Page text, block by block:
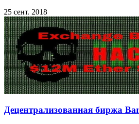
25 сент. 2018
Децентрализованная биржа